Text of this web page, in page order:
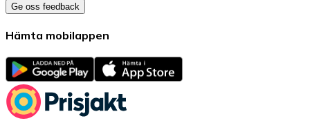
Ge oss feedback
Hämta mobilappen